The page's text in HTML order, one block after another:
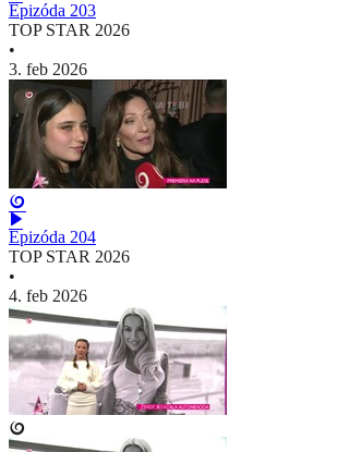
Epizóda 203
TOP STAR 2026
•
3. feb 2026
Epizóda 204
TOP STAR 2026
•
4. feb 2026